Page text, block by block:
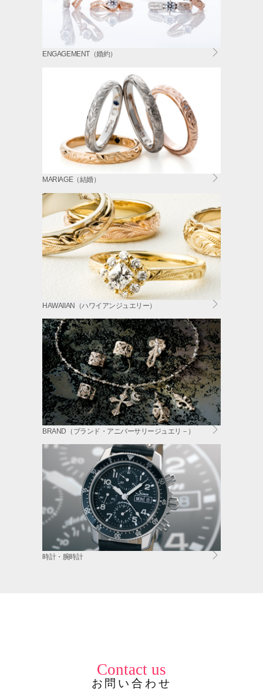
ENGAGEMENT（婚約）
MARIAGE（結婚）
HAWAIIAN（ハワイアンジュエリー）
BRAND（ブランド・アニバーサリージュエリ－）
時計・腕時計
Contact us
お問い合わせ